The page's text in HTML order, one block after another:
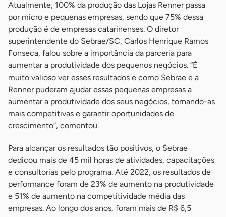
Atualmente, 100% da produção das Lojas Renner passa
por micro e pequenas empresas, sendo que 75% dessa
produção é de empresas catarinenses. O diretor
superintendente do Sebrae/SC, Carlos Henrique Ramos
Fonseca, falou sobre a importância da parceria para
aumentar a produtividade dos pequenos negócios. “É
muito valioso ver esses resultados e como Sebrae e a
Renner puderam ajudar essas pequenas empresas a
aumentar a produtividade dos seus negócios, tornando-as
mais competitivas e garantir oportunidades de
crescimento”, comentou.
Para alcançar os resultados tão positivos, o Sebrae
dedicou mais de 45 mil horas de atividades, capacitações
e consultorias pelo programa. Até 2022, os resultados de
performance foram de 23% de aumento na produtividade
e 51% de aumento na competitividade média das
empresas. Ao longo dos anos, foram mais de R$ 6,5